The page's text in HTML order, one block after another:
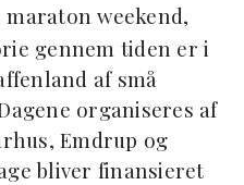
weekend,
gennem tiden er i
af små
organiseres af
Emdrup og
bliver finansieret